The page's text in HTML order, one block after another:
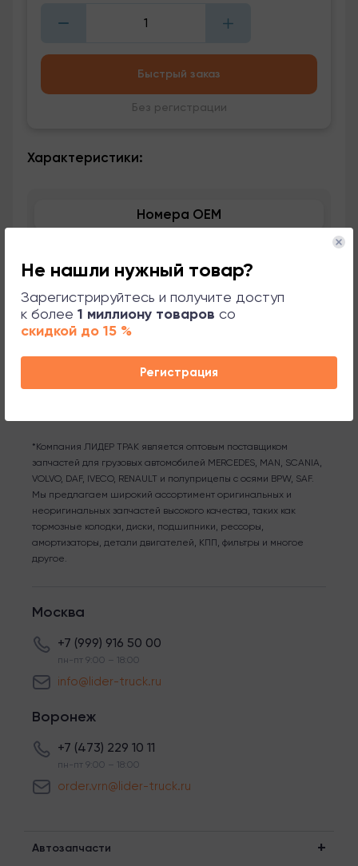
Не нашли нужный товар?
Зарегистрируйтесь и получите доступ
к более 1 миллиону товаров со
скидкой до 15 %
Регистрация
Быстрый заказ
Без регистрации
Характеристики:
Номера OEM
Сопутствующие товары
*Компания ЛИДЕР ТРАК является оптовым поставщиком
запчастей для грузовых автомобилей MERCEDES, MAN, SCANIA,
VOLVO, DAF, IVECO, RENAULT и полуприцепы с осями BPW, SAF.
Мы предлагаем широкий ассортимент оригинальных и
неоригинальных запчастей высокого качества, таких как
тормозные колодки, диски, подшипники, рессоры,
амортизаторы, детали двигателей, КПП, фильтры и многое
другое.
Москва
+7 (999) 916 50 00
пн-пт 9:00 – 18:00
info@lider-truck.ru
Воронеж
+7 (473) 229 10 11
пн-пт 9:00 – 18:00
order.vrn@lider-truck.ru
Автозапчасти